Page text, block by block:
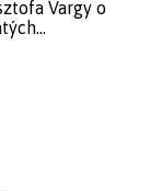
Vargy o